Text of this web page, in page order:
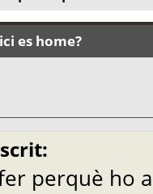
es home?
perquè ho